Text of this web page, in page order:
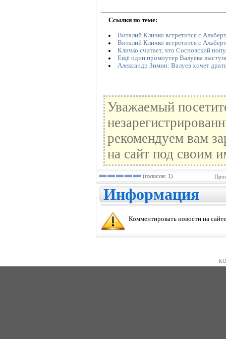
Ссылки по теме:
Виталий Кличко встретится с
Виталий Кличко встретится с
Кличко считает, что Сосновский
Ещё один промоутер Валуева
Александр Зимин: Валуев хочет
Уважаемый
рекомендуем вам
на сайт под своим
(голосов: 1)
Информация
Комментировать новости на